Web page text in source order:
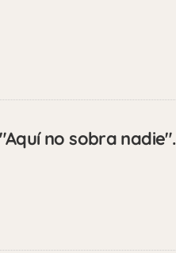
no sobra